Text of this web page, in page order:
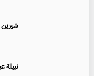
شيرين
نبيلة